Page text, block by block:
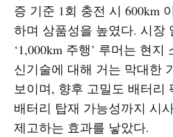
증 기준 1회 충전 시 600km
하며 상품성을 높였다. 시장
‘1,000km 주행’ 루머는 현
신기술에 대해 거는 막대한
보이며, 향후 고밀도 배터리
배터리 탑재 가능성까지 시
제고하는 효과를 낳았다.